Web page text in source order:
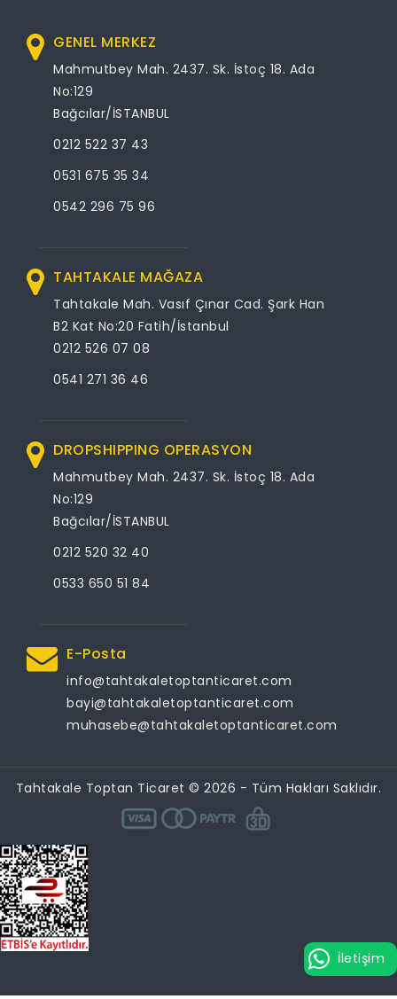
GENEL MERKEZ
Mahmutbey Mah. 2437. Sk. İstoç 18. Ada
No:129
Bağcılar/İSTANBUL
0212 522 37 43
0531 675 35 34
0542 296 75 96
TAHTAKALE MAĞAZA
Tahtakale Mah. Vasıf Çınar Cad. Şark Han
B2 Kat No:20 Fatih/İstanbul
0212 526 07 08
0541 271 36 46
DROPSHIPPING OPERASYON
Mahmutbey Mah. 2437. Sk. İstoç 18. Ada
No:129
Bağcılar/İSTANBUL
0212 520 32 40
0533 650 51 84
E-Posta
info@tahtakaletoptanticaret.com
bayi@tahtakaletoptanticaret.com
muhasebe@tahtakaletoptanticaret.com
Tahtakale Toptan Ticaret © 2026 - Tüm Hakları Saklıdır.
İletişim